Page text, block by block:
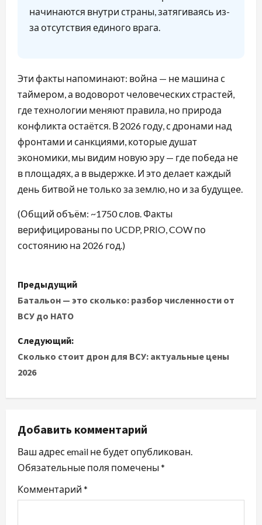
начинаются внутри страны, затягиваясь из-
за отсутствия единого врага.
Эти факты напоминают: война — не машина с
таймером, а водоворот человеческих страстей,
где технологии меняют правила, но природа
конфликта остаётся. В 2026 году, с дронами над
фронтами и санкциями, которые душат
экономики, мы видим новую эру — где победа не
в площадях, а в выдержке. И это делает каждый
день битвой не только за землю, но и за будущее.
(Общий объём: ~1750 слов. Факты
верифицированы по UCDP, PRIO, COW по
состоянию на 2026 год.)
Н
а
и
г
а
ц
и
я
п
Предыдущий
Батальон — это сколько: разбор численности от
ВСУ до НАТО
Следующий:
Сколько стоит дрон для ВСУ: актуальные цены
2026
Добавить комментарий
Ваш адрес email не будет опубликован.
Обязательные поля помечены *
Комментарий *